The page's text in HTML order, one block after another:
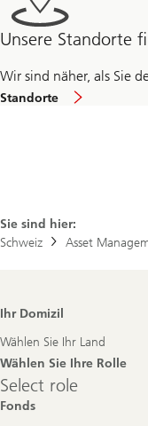
Unsere Standorte
Wir sind näher, als Sie
Standorte
Sie sind hier:
Schweiz
Asset
Footer
Ihr Domizil
Wählen Sie Ihr Land
Wählen Sie Ihre Rolle
Select
role
Select role
Fonds